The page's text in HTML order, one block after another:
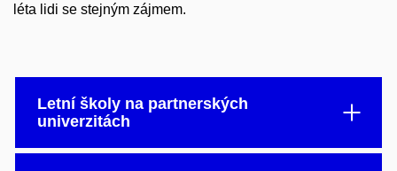
léta lidi se stejným zájmem.
Letní školy na partnerských
univerzitách